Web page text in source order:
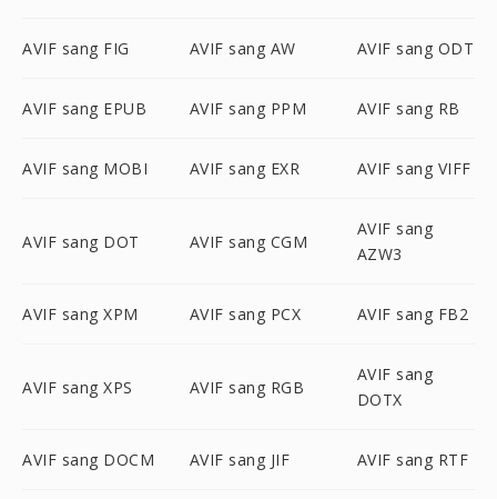
AVIF sang FIG AVIF sang AW AVIF sang ODT
AVIF sang EPUB AVIF sang PPM AVIF sang RB
AVIF sang MOBI AVIF sang EXR AVIF sang VIFF
AVIF sang DOT AVIF sang CGM
AVIF sang
AZW3
AVIF sang XPM AVIF sang PCX AVIF sang FB2
AVIF sang XPS AVIF sang RGB
AVIF sang
DOTX
AVIF sang DOCM AVIF sang JIF AVIF sang RTF